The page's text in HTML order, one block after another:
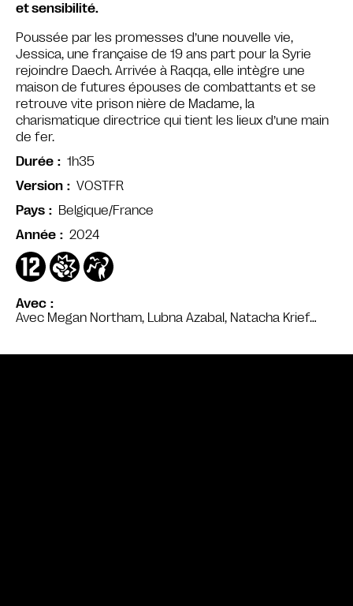
Avec
Avec Megan Northam, Lubna Azabal, Natacha Krief…
et sensibilité.
Poussée par les promesses d’une nouvelle vie,
Jessica, une française de 19 ans part pour la Syrie
rejoindre Daech. Arrivée à Raqqa, elle intègre une
maison de futures épouses de combattants et se
retrouve vite prison nière de Madame, la
charismatique directrice qui tient les lieux d’une main
de fer.
Durée
1h35
Version
VOSTFR
Pays
Belgique/France
Année
2024